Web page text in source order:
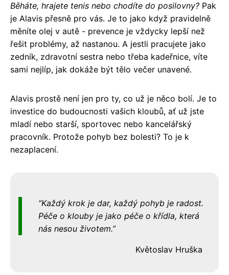
Běháte, hrajete tenis nebo chodíte do posilovny? Pak
je Alavis přesně pro vás. Je to jako když pravidelně
měníte olej v autě - prevence je vždycky lepší než
řešit problémy, až nastanou. A jestli pracujete jako
zedník, zdravotní sestra nebo třeba kadeřnice, víte
sami nejlíp, jak dokáže být tělo večer unavené.
Alavis prostě není jen pro ty, co už je něco bolí. Je to
investice do budoucnosti vašich kloubů, ať už jste
mladí nebo starší, sportovec nebo kancelářský
pracovník. Protože pohyb bez bolesti? To je k
nezaplacení.
Každý krok je dar, každý pohyb je radost.
Péče o klouby je jako péče o křídla, která
nás nesou životem.
Květoslav Hruška